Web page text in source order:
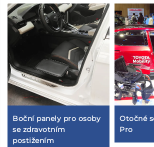
Boční panely pro osoby
se zdravotním
postižením
Otočné
Pro